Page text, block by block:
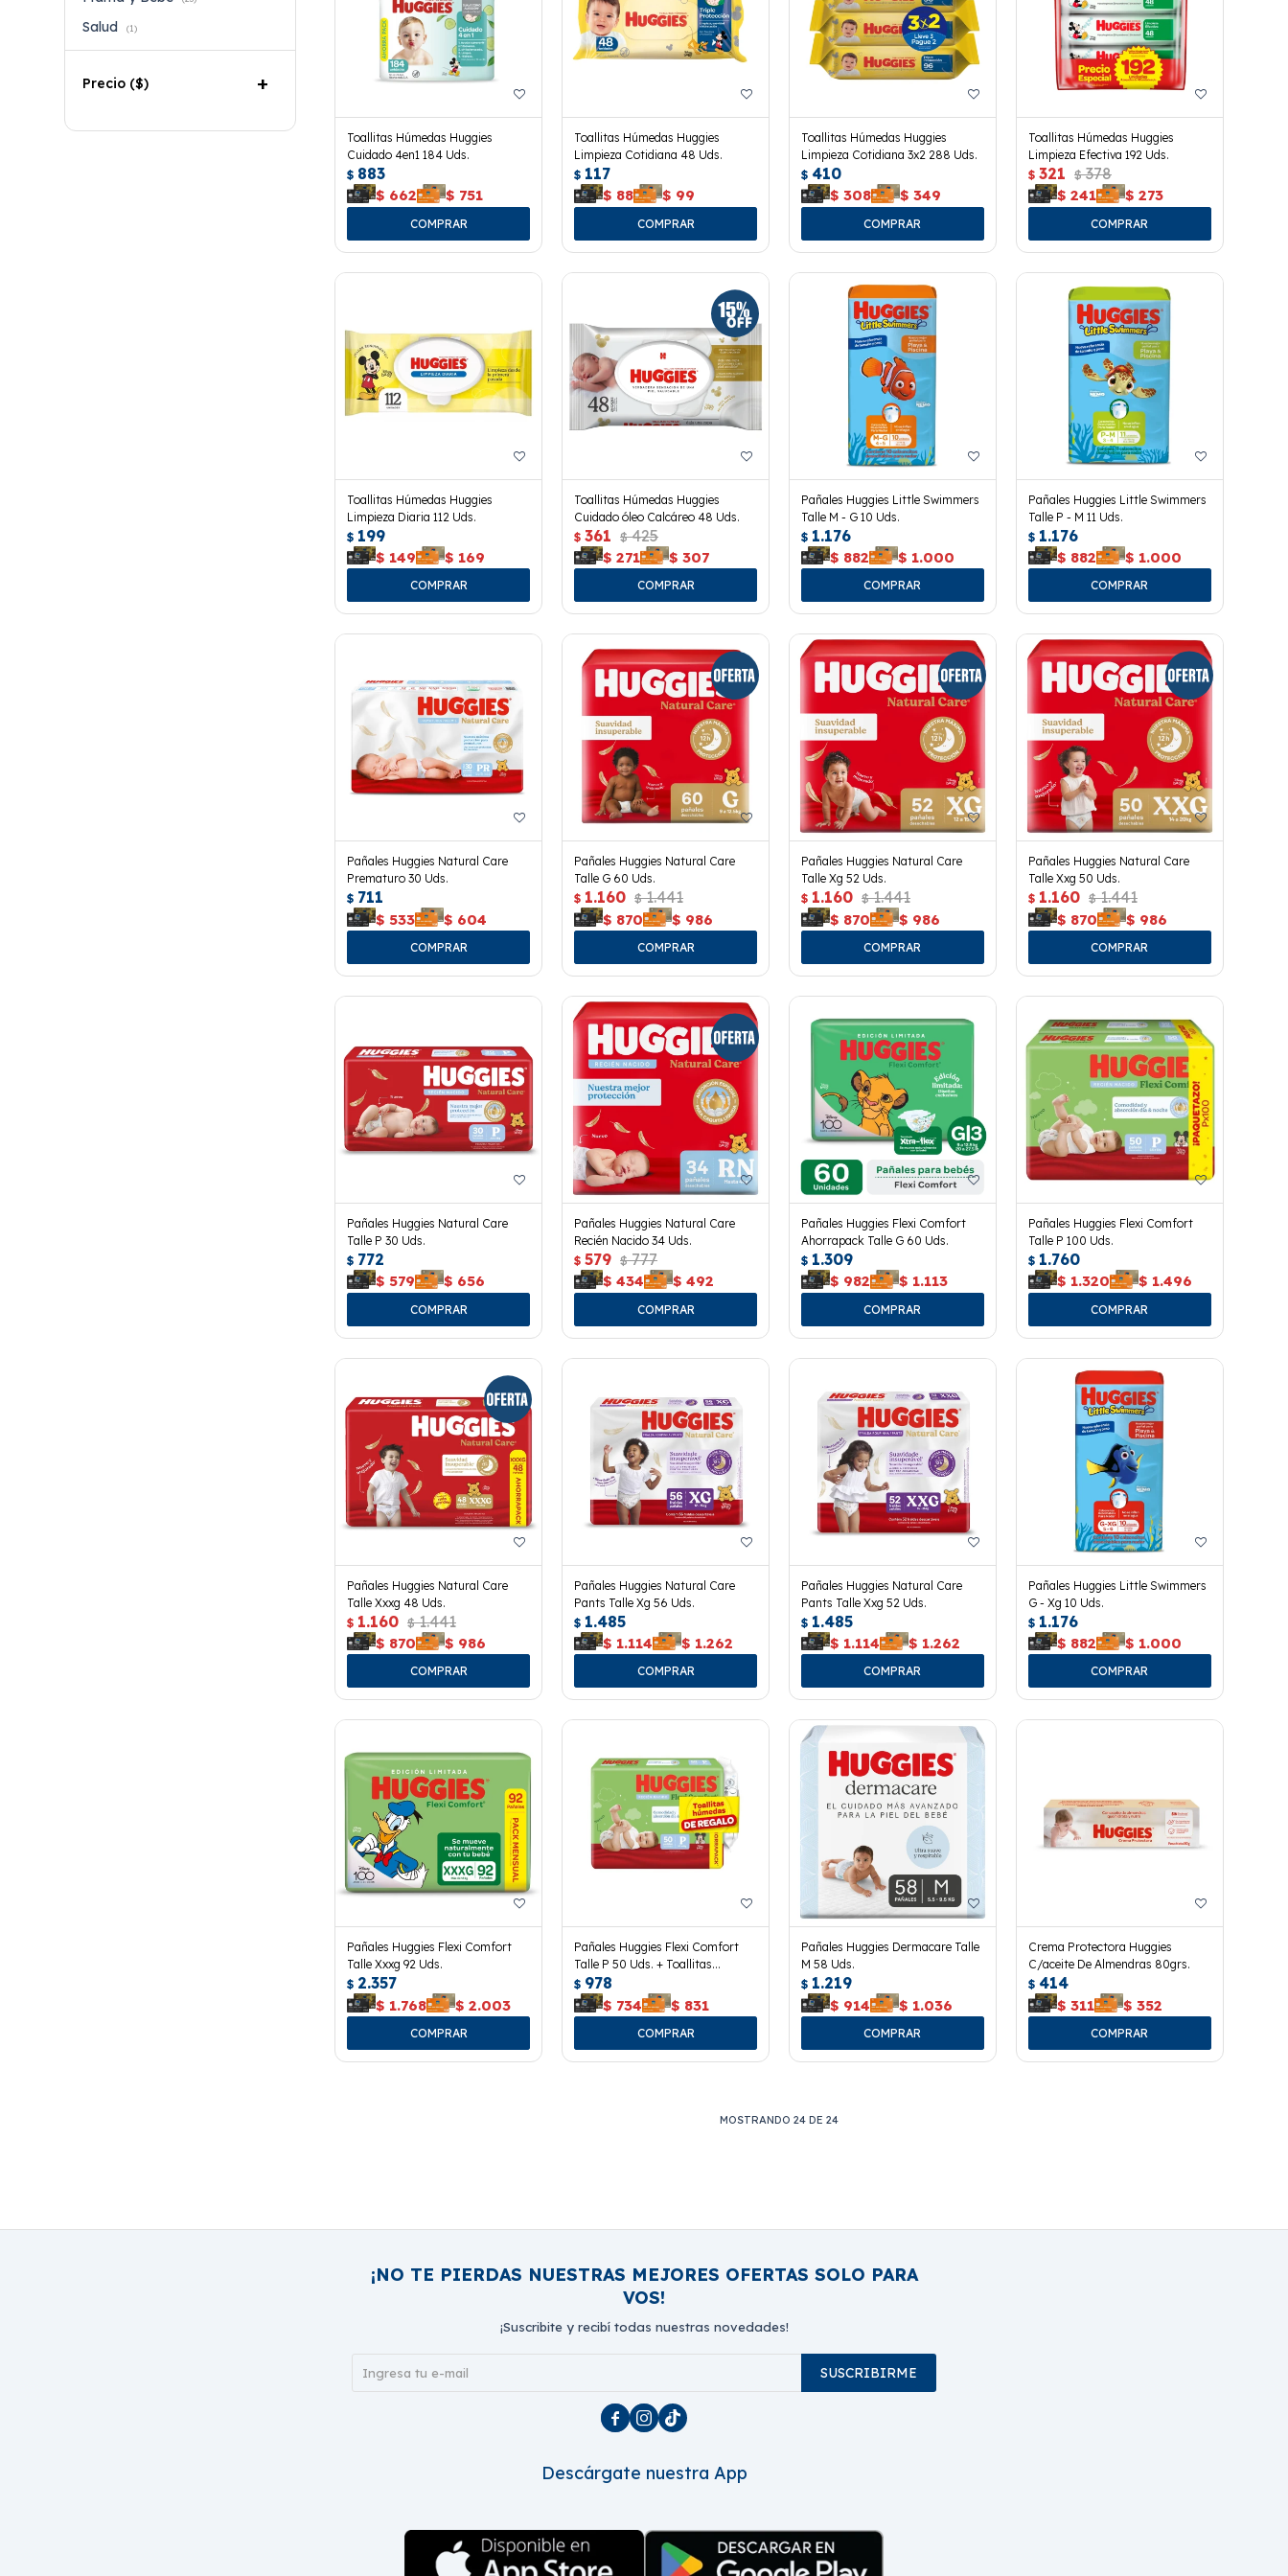
Toallitas Húmedas Huggies
Cuidado 4en1 184 Uds.
$ 883
$ 662 $ 751
Toallitas Húmedas Huggies
Limpieza Cotidiana 48 Uds.
$ 117
$ 88 $ 99
Toallitas Húmedas Huggies
Limpieza Cotidiana 3x2 288 Uds.
$ 410
$ 308 $ 349
Toallitas Húmedas Huggies
Limpieza Efectiva 192 Uds.
$ 321 $ 378
$ 241 $ 273
Toallitas Húmedas Huggies
Limpieza Diaria 112 Uds.
$ 199
$ 149 $ 169
Toallitas Húmedas Huggies
Cuidado óleo Calcáreo 48 Uds.
$ 361 $ 425
$ 271 $ 307
Pañales Huggies Little Swimmers
Talle M - G 10 Uds.
$ 1.176
$ 882 $ 1.000
Pañales Huggies Little Swimmers
Talle P - M 11 Uds.
$ 1.176
$ 882 $ 1.000
Pañales Huggies Natural Care
Prematuro 30 Uds.
$ 711
$ 533 $ 604
Pañales Huggies Natural Care
Talle G 60 Uds.
$ 1.160 $ 1.441
$ 870 $ 986
Pañales Huggies Natural Care
Talle Xg 52 Uds.
$ 1.160 $ 1.441
$ 870 $ 986
Pañales Huggies Natural Care
Talle Xxg 50 Uds.
$ 1.160 $ 1.441
$ 870 $ 986
Pañales Huggies Natural Care
Talle P 30 Uds.
$ 772
$ 579 $ 656
Pañales Huggies Natural Care
Recién Nacido 34 Uds.
$ 579 $ 777
$ 434 $ 492
Pañales Huggies Flexi Comfort
Ahorrapack Talle G 60 Uds.
$ 1.309
$ 982 $ 1.113
Pañales Huggies Flexi Comfort
Talle P 100 Uds.
$ 1.760
$ 1.320 $ 1.496
Pañales Huggies Natural Care
Talle Xxxg 48 Uds.
$ 1.160 $ 1.441
$ 870 $ 986
Pañales Huggies Natural Care
Pants Talle Xg 56 Uds.
$ 1.485
$ 1.114 $ 1.262
Pañales Huggies Natural Care
Pants Talle Xxg 52 Uds.
$ 1.485
$ 1.114 $ 1.262
Pañales Huggies Little Swimmers
G - Xg 10 Uds.
$ 1.176
$ 882 $ 1.000
Pañales Huggies Flexi Comfort
Talle Xxxg 92 Uds.
$ 2.357
$ 1.768 $ 2.003
Pañales Huggies Flexi Comfort
Talle P 50 Uds. + Toallitas
Húmedas
$ 978
$ 734 $ 831
Pañales Huggies Dermacare Talle
M 58 Uds.
$ 1.219
$ 914 $ 1.036
Crema Protectora Huggies
C/aceite De Almendras 80grs.
$ 414
$ 311 $ 352
MOSTRANDO 24DE 24
Salud (1)
Precio ($)
¡NO TE PIERDAS NUESTRAS MEJORES OFERTAS SOLO PARA
VOS!
¡Suscribite y recibí todas nuestras novedades!
SUSCRIBIRME
  
Descárgate nuestra App